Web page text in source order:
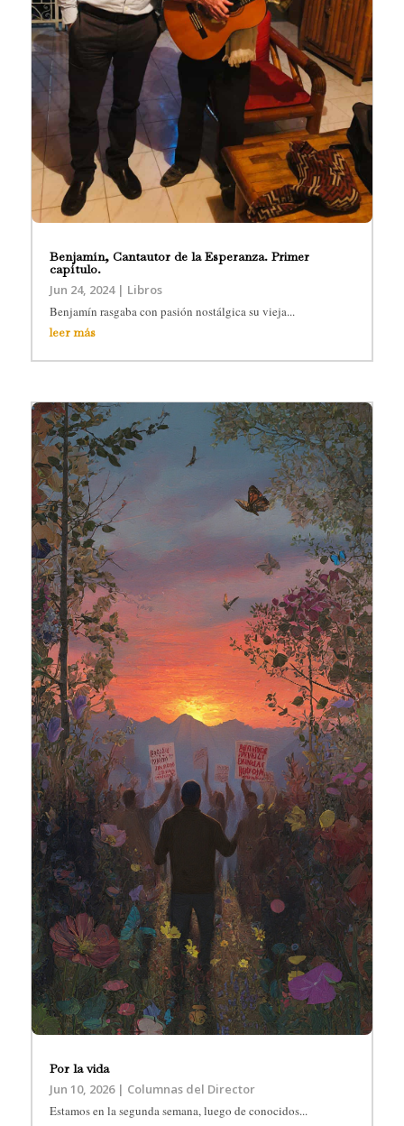
Benjamín, Cantautor de la Esperanza. Primer
capítulo.
Jun 24, 2024| Libros
Benjamín rasgaba con pasión nostálgica su vieja...
leer más
Por la vida
Jun 10, 2026| Columnas del Director
Estamos en la segunda semana, luego de conocidos...